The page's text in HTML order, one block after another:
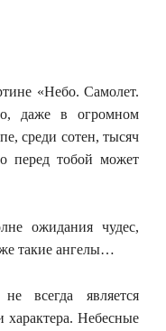
«Небо. Самолет.
даже в огромном
среди сотен, тысяч
перед тобой может
ожидания чудес,
такие ангелы…
всегда является
характера. Небесные